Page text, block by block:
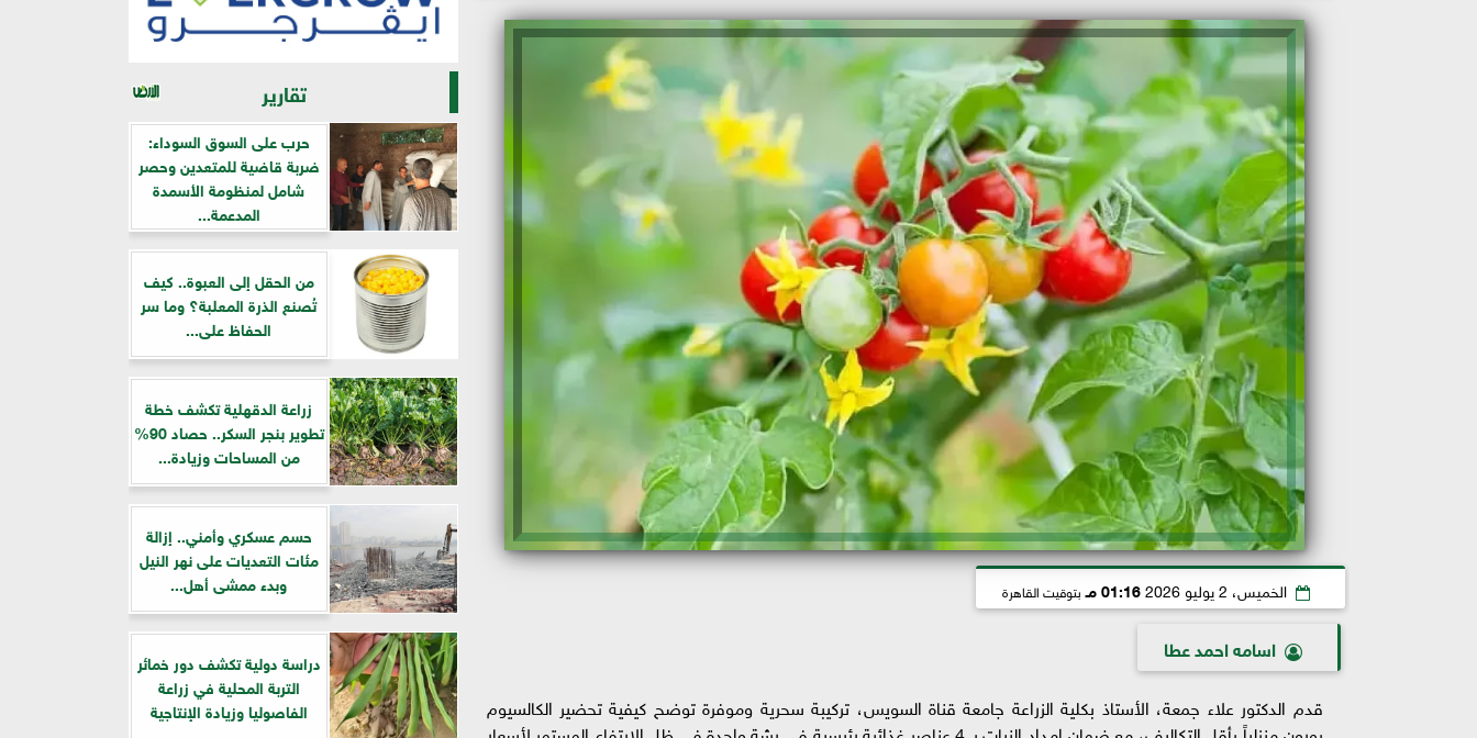
الخميس، 2 يوليو 2026 01:16 مـ بتوقيت القاهرة
اسامه احمد عطا
قدم الدكتور علاء جمعة، الأستاذ بكلية الزراعة جامعة قناة السويس، تركيبة سحرية وموفرة توضح كيفية تحضير الكالسيوم
تقارير
حرب على السوق السوداء:
ضربة قاضية للمتعدين وحصر
شامل لمنظومة الأسمدة
المدعمة...
من الحقل إلى العبوة.. كيف
تُصنع الذرة المعلبة؟ وما سر
الحفاظ على...
زراعة الدقهلية تكشف خطة
تطوير بنجر السكر.. حصاد 90%
من المساحات وزيادة...
حسم عسكري وأمني.. إزالة
مئات التعديات على نهر النيل
وبدء ممشى أهل...
دراسة دولية تكشف دور خمائر
التربة المحلية في زراعة
الفاصوليا وزيادة الإنتاجية